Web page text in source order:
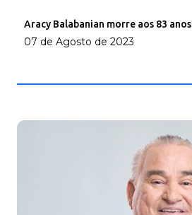
Aracy Balabanian morre aos 83 anos
07 de Agosto de 2023